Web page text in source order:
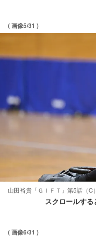
( 画像5/31 )
山田裕貴「ＧＩＦＴ」第5話（C
スクロールす
( 画像6/31 )